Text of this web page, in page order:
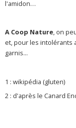
l'amidon…
A Coop Nature, on
et, pour les intolérants
garnis...
1 : wikipédia (gluten)
2 : d'après le Canard